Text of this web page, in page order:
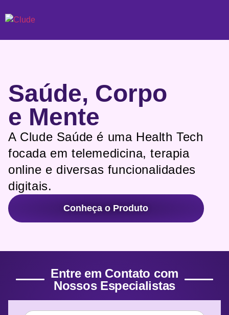
Saúde, Corpo
e Mente
A Clude Saúde é uma Health Tech
focada em telemedicina, terapia
online e diversas funcionalidades
digitais.
Conheça o Produto
Entre em Contato com
Nossos Especialistas